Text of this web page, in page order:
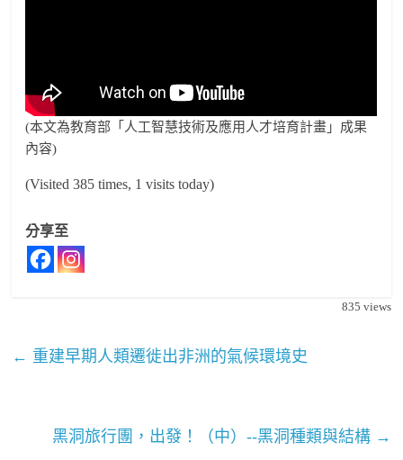
(本文為教育部「人工智慧技術及應用人才培育計畫」成果
內容)
(Visited 385 times, 1 visits today)
分享至
835 views
← 重建早期人類遷徙出非洲的氣候環境史
黑洞旅行團，出發！（中）--黑洞種類與結構 →